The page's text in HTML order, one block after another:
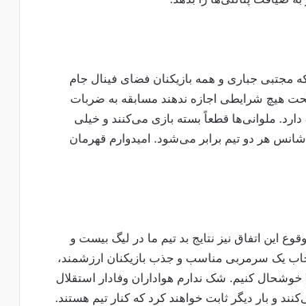
مجتبی جباری و همه بازیکنان فضای فینال جام
هیچ شرایطی اجازه ندهند مسابقه به ضربات
ملوانی‌ها قطعاً بسته بازی می‌کنند و خیلی
هر دو تیم برابر می‌شود. امیدوارم قهرمان
این اتفاق نیز نتایج بد تیم ما در لیگ بیست و
یک سرمربی مناسب و جذب بازیکنان ارزشمند،
کنیم. شک ندارم هواداران وفادار استقلال
خود می‌کنند و بار دیگر ثابت خواهند کرد که کنار تیم هستند.